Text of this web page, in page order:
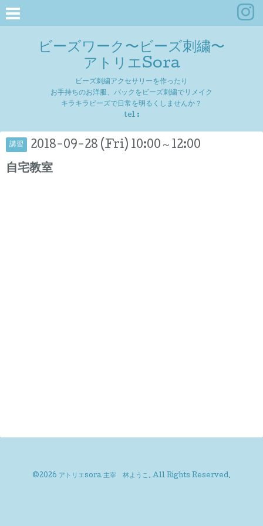
ビーズワーク〜ビーズ刺繍〜
アトリエSora
ビーズ刺繍アクセサリーを作ったり
お手持ちのお洋服、バックをビーズ刺繍でリメイク
キラキラビーズで日常を明るくしませんか？
tel :
講習 2018-09-28 (Fri) 10:00～12:00
自宅教室
©2026 アトリエsora 主宰 林ようこ . All Rights Reserved.